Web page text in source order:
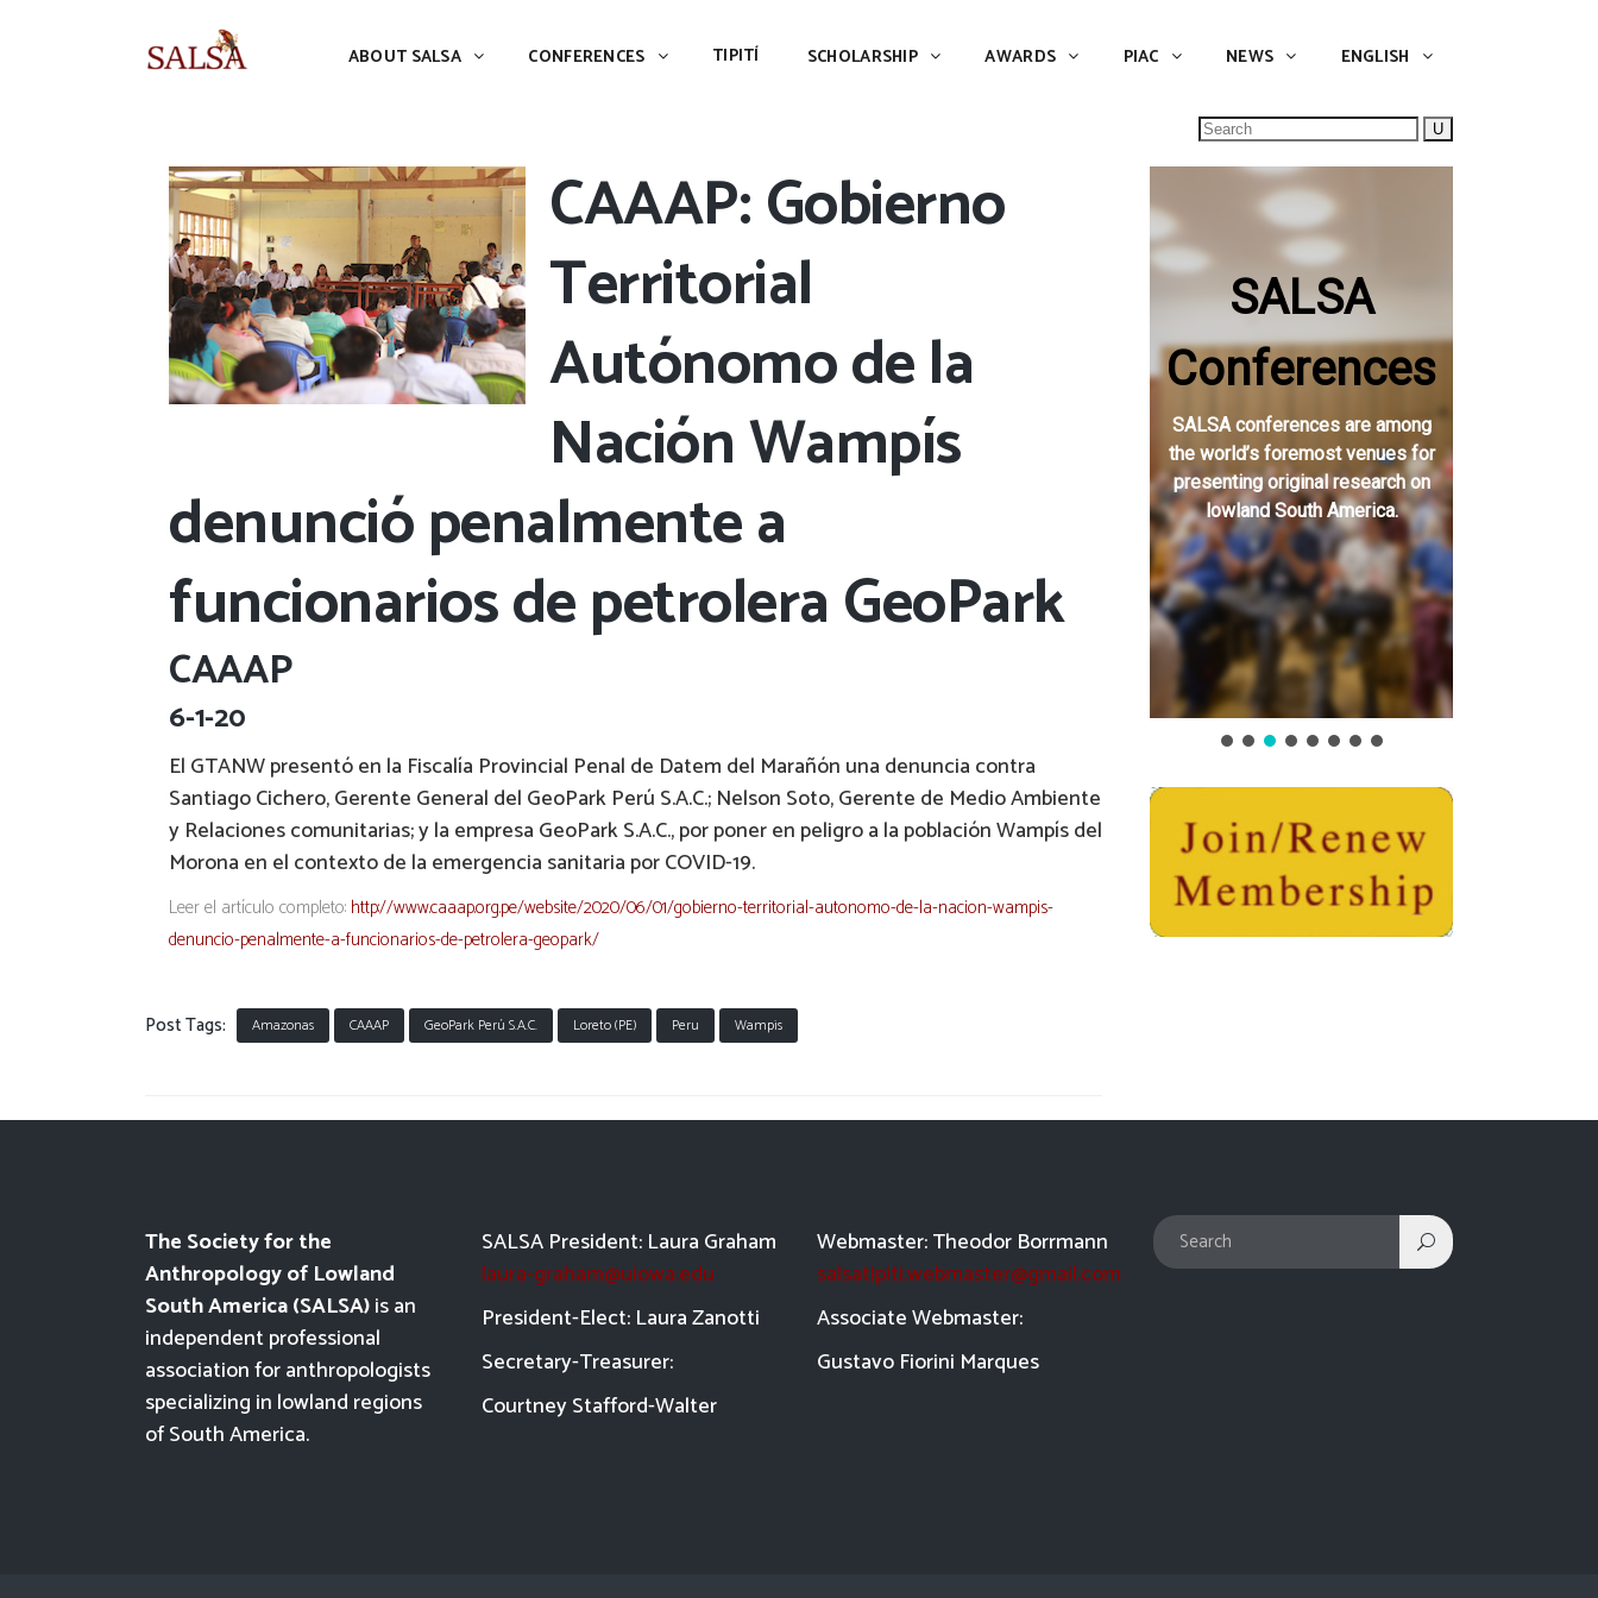
ABOUT SALSA CONFERENCES TIPITÍ SCHOLARSHIP AWARDS PIAC NEWS ENGLISH
Search
for:
ABOUT SALSA
CAAAP: Gobierno
Territorial
Autónomo de la
Nación Wampís
denunció penalmente a
funcionarios de petrolera GeoPark
CAAAP
6-1-20
El GTANW presentó en la Fiscalía Provincial Penal de Datem del Marañón una denuncia contra
Santiago Cichero, Gerente General del GeoPark Perú S.A.C.; Nelson Soto, Gerente de Medio Ambiente
y Relaciones comunitarias; y la empresa GeoPark S.A.C., por poner en peligro a la población Wampís del
Morona en el contexto de la emergencia sanitaria por COVID-19.
Leer el artículo completo: http://www.caaap.org.pe/website/2020/06/01/gobierno-territorial-autonomo-de-la-nacion-wampis-
denuncio-penalmente-a-funcionarios-de-petrolera-geopark/
Post Tags: Amazonas CAAAP GeoPark Perú S.A.C. Loreto (PE) Peru Wampis
SALSA
Conferences
SALSA conferences are among
the world’s foremost venues for
presenting original research on
lowland South America.
The Society for the
Anthropology of Lowland
South America (SALSA)is an
independent professional
association for anthropologists
specializing in lowland regions
of South America.
SALSA President: Laura Graham
laura-graham@uiowa.edu
President-Elect: Laura Zanotti
Secretary-Treasurer:
Courtney Stafford-Walter
Webmaster: Theodor Borrmann
salsatipiti.webmaster@gmail.com
Associate Webmaster:
Gustavo Fiorini Marques